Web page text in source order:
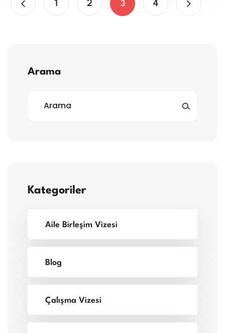
1 2 3 4
Arama
Kategoriler
Aile Birleşim Vizesi
Blog
Çalışma Vizesi